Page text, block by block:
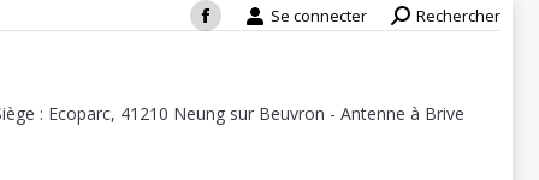
Facebook
in
Se connecter Search:
Rechercher
: Ecoparc, 41210 Neung sur Beuvron - Antenne à Brive